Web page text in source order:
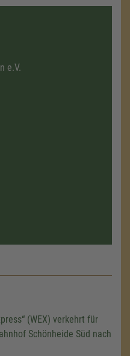
e.V.
(WEX) verkehrt für
Schönheide Süd nach